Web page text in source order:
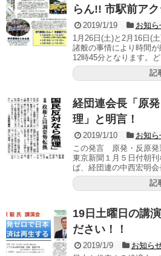
らん!! 市駅前ア
2019/1/19
お知ら
1月26日(土)と2月16日(
諸般の事情により時間
12時45分となります。
記
経団連会長「原
理」と明言！
2019/1/10
お知ら
この発言 原発・反原発
東京新聞１月５日付朝
ば、経団連の中西宏明
記
19日土曜日の講
ださい！！
2019/1/9
お知ら